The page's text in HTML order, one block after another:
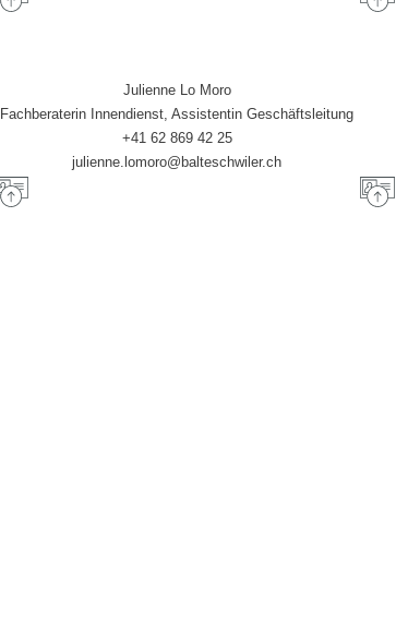
Julienne Lo Moro
Fachberaterin Innendienst, Assistentin Geschäftsleitung
+41 62 869 42 25
julienne.lomoro@balteschwiler.ch